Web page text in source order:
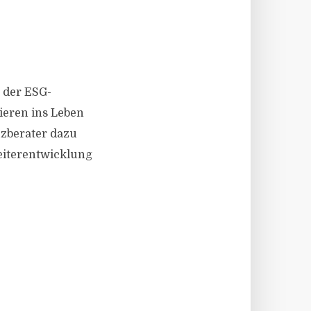
ESG-
ins Leben
dazu